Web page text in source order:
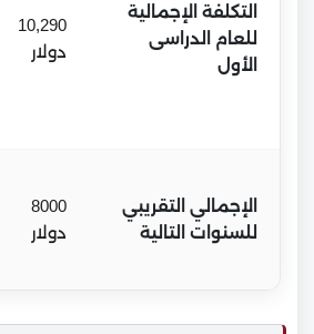
التكلفة الإجمالية
للعام الدراسى
الأول
10,290
دولار
الإجمالي التقريبي
للسنوات التالية
8000
دولار